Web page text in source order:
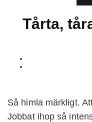
Tårta,
Så himla märkligt.
Jobbat ihop så